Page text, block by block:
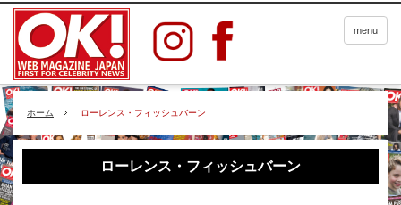
menu
ホーム ローレンス・フィッシュバーン
ローレンス・フィッシュバーン